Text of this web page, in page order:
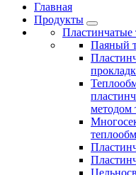
Главная
Продукты
Пластинчатые
Паяный
методом